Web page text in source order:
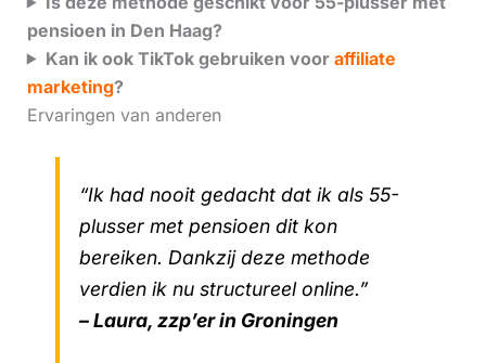
pensioen in Den Haag?
Kan ik ook TikTok gebruiken voor affiliate
marketing?
Ervaringen van anderen
“Ik had nooit gedacht dat ik als 55-
plusser met pensioen dit kon
bereiken. Dankzij deze methode
verdien ik nu structureel online.”
– Laura, zzp’er in Groningen